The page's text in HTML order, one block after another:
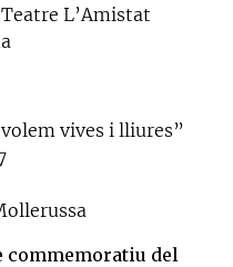
L’Amistat
vives i lliures”
commemoratiu del